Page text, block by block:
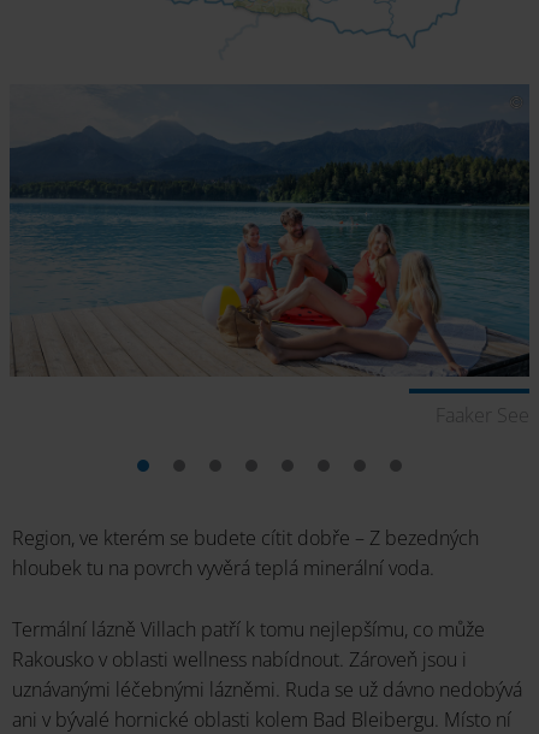
Faaker See
Region, ve kterém se budete cítit dobře – Z bezedných
hloubek tu na povrch vyvěrá teplá minerální voda.
Termální lázně Villach patří k tomu nejlepšímu, co může
Rakousko v oblasti wellness nabídnout. Zároveň jsou i
uznávanými léčebnými lázněmi. Ruda se už dávno nedobývá
ani v bývalé hornické oblasti kolem Bad Bleibergu. Místo ní